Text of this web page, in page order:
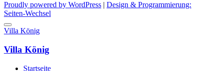
Proudly powered by WordPress
Design & Programmierung:
Seiten-Wechsel
Villa König
Villa König
Startseite